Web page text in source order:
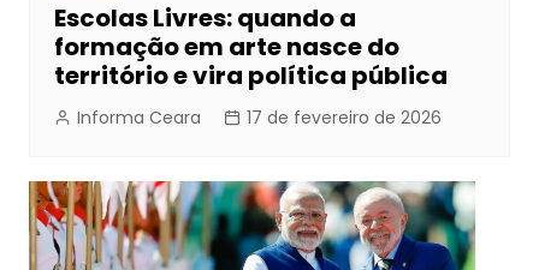
Escolas Livres: quando a
formação em arte nasce do
território e vira política pública
Informa Ceara 17 de fevereiro de 2026